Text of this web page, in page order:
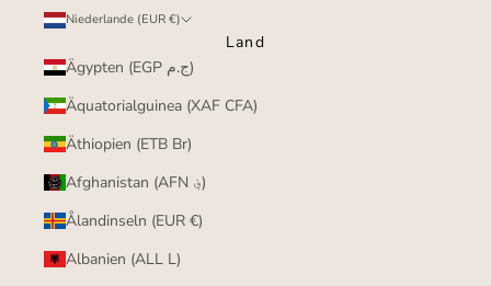
Niederlande (EUR €)
Land
Ägypten (EGP ج.م)
Äquatorialguinea (XAF CFA)
Äthiopien (ETB Br)
Afghanistan (AFN ؋)
Ålandinseln (EUR €)
Albanien (ALL L)